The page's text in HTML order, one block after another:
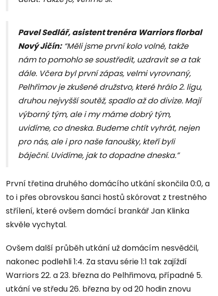
Pavel Sedlář, asistent trenéra Warriors florbal
Nový Jičín:“Měli jsme první kolo volné, takže
nám to pomohlo se soustředit, uzdravit se a tak
dále. Včera byl první zápas, velmi vyrovnaný,
Pelhřimov je zkušené družstvo, které hrálo 2. ligu,
druhou nejvyšší soutěž, spadlo až do divize. Mají
výborný tým, ale i my máme dobrý tým,
uvidíme, co dneska. Budeme chtít vyhrát, nejen
pro nás, ale i pro naše fanoušky, kteří byli
báječní. Uvidíme, jak to dopadne dneska.”
První třetina druhého domácího utkání skončila 0:0, a
to i přes obrovskou šanci hostů skórovat z trestného
střílení, které ovšem domácí brankář Jan Klinka
skvěle vychytal.
Ovšem další průběh utkání už domácím nesvědčil,
nakonec podlehli 1:4. Za stavu série 1:1 tak zajíždí
Warriors 22. a 23. března do Pelhřimova, případné 5.
utkání ve středu 26. března by od 20 hodin znovu